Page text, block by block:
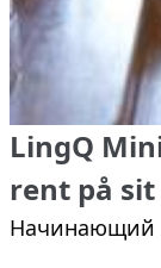
LingQ
rent på
Начинающий